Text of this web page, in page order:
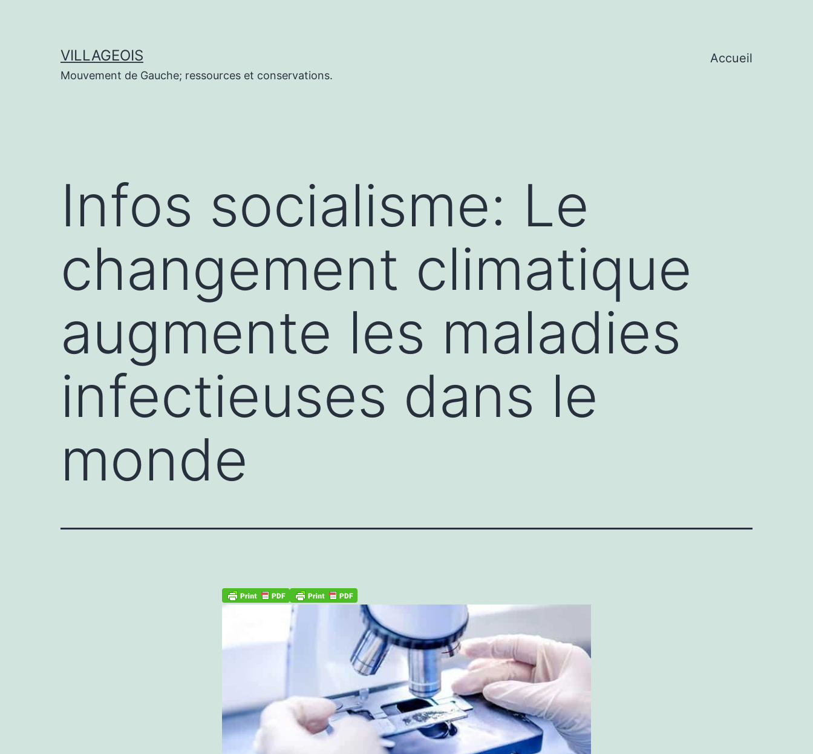
VILLAGEOIS
Mouvement de Gauche; ressources et conservations.
Accueil
Infos socialisme: Le
changement climatique
augmente les maladies
infectieuses dans le
monde